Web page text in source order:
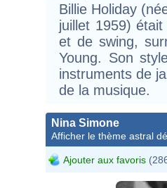
Billie Holiday
juillet 1959)
et de swing,
Young. Son
instruments de
de la musique.
Nina Simone
Afficher le thème astral
Ajouter aux favoris